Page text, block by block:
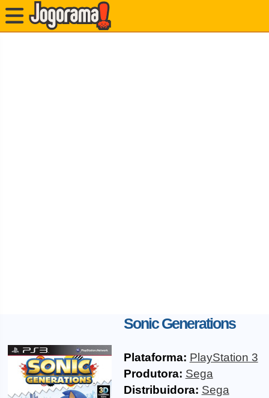
Sonic Generations
Plataforma: PlayStation 3
Produtora: Sega
Distribuidora: Sega